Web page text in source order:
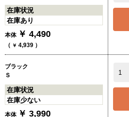
在庫状況
在庫あり
本体 ￥ 4,490
（ ￥ 4,939 ）
ブラック
Ｓ
在庫状況
在庫少ない
本体 ￥ 3,990